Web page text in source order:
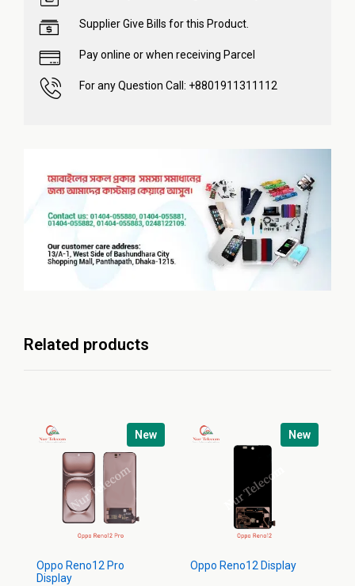
Supplier Give Bills for this Product.
Pay online or when receiving Parcel
For any Question Call: +8801911311112
Related products
New
Oppo Reno12 Pro
Display
New
Oppo Reno12 Display